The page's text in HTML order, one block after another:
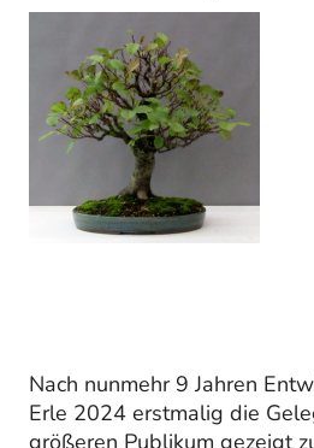
Nach nunmehr 9 Jahren
Erle 2024 erstmalig die